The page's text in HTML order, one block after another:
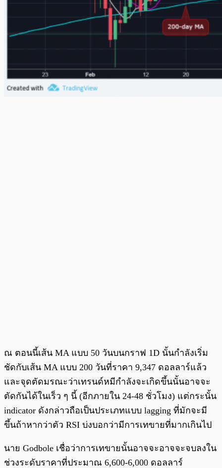
ณ ตอนนี้เส้น MA แบบ 50 วันบนกราฟ 1D นั้นกำลังเริ่ม
ชัดกับเส้น MA แบบ 200 วันที่ราคา 9,347 ดอลลาร์แล้ว
และจุดตัดมรณะว่าเทรนด์หมีกำลังจะเกิดขึ้นนั้นอาจจะ
ตัดกันได้ในเร็ว ๆ นี้ (อีกภายใน 24-48 ชั่วโมง) แต่กระนั้น
indicator ดังกล่าวถือเป็นประเภทแบบ lagging ที่มักจะมี
ขึ้นถ้าหากว่าตัว RSI บ่งบอกว่ามีการเทขายที่มากเกินไป
นาย Godbole เชื่อว่าการเทขายนั้นอาจจะอาจจะจบลงใน
ช่วงระดับราคาที่ประมาณ 6,600-6,000 ดอลลาร์